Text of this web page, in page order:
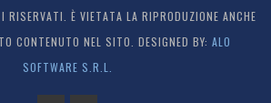
È VIETATA LA RIPRODUZIONE ANCHE
CONTENUTO NEL SITO. DESIGNED BY: ALO
SOFTWARE S.R.L.